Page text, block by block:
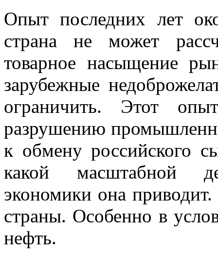
Опыт последних лет
страна не может
товарное насыщение
зарубежные
ограничить. Этот
разрушению
к обмену российского
какой масштабной
экономики она
страны. Особенно в
нефть.